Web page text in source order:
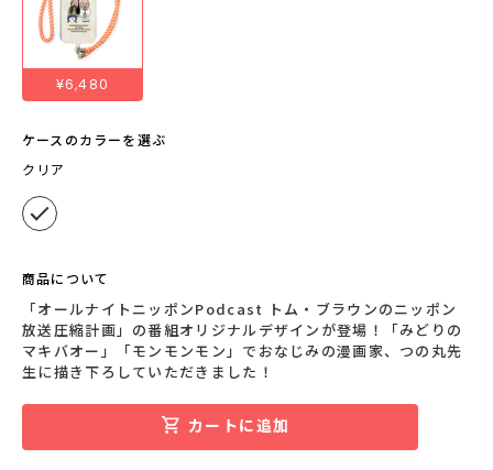
¥6,480
ケースのカラーを選ぶ
クリア
商品について
「オールナイトニッポンPodcast トム・ブラウンのニッポン
放送圧縮計画」の番組オリジナルデザインが登場！「みどりの
マキバオー」「モンモンモン」でおなじみの漫画家、つの丸先
生に描き下ろしていただきました！
カートに追加